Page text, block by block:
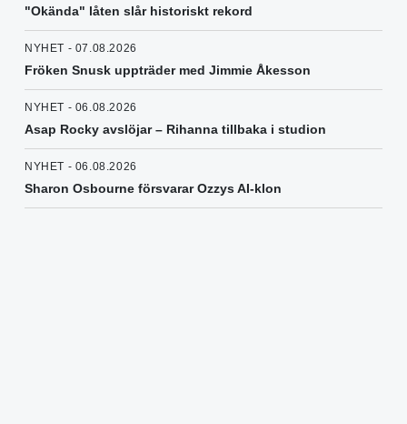
"Okända" låten slår historiskt rekord
NYHET - 07.08.2026
Fröken Snusk uppträder med Jimmie Åkesson
NYHET - 06.08.2026
Asap Rocky avslöjar – Rihanna tillbaka i studion
NYHET - 06.08.2026
Sharon Osbourne försvarar Ozzys AI-klon